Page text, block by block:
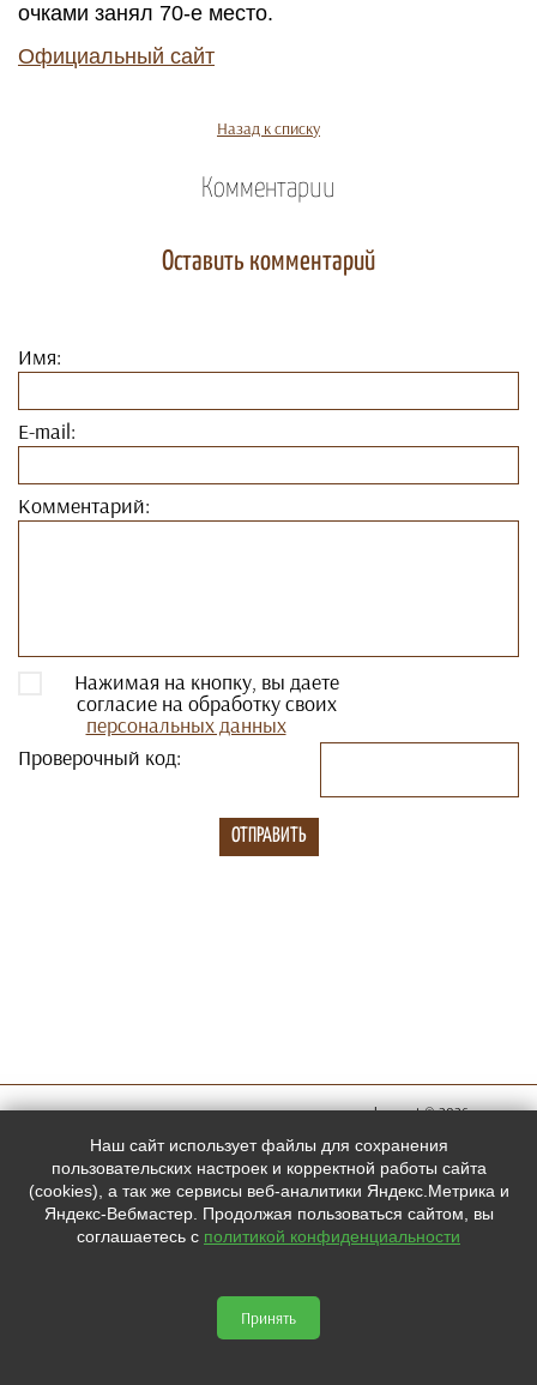
очками занял 70-е место.
Официальный сайт
Назад к списку
Комментарии
Оставить комментарий
Имя:
E-mail:
Комментарий:
Нажимая на кнопку, вы даете
согласие на обработку своих
персональных данных
Проверочный код:
megachess.net © 2026
социальных
сетях:
Наш сайт использует файлы для сохранения
пользовательских настроек и корректной работы сайта
(cookies), а так же сервисы веб-аналитики Яндекс.Метрика и
Яндекс-Вебмастер. Продолжая пользоваться сайтом, вы
соглашаетесь с политикой конфиденциальности
Принять